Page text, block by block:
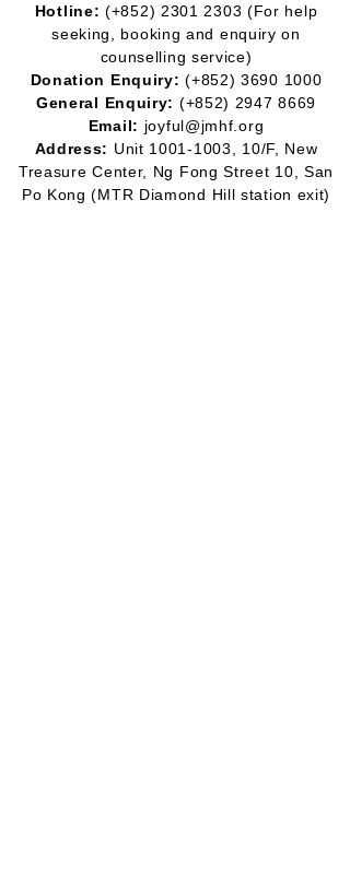
Hotline: (+852) 2301 2303 (For help
seeking, booking and enquiry on
counselling service)
Donation Enquiry: (+852)3690 1000
General Enquiry: (+852) 2947 8669
Email: joyful@jmhf.org
Address: Unit 1001-1003
, 10/F, New
Treasure Center, Ng Fong Street 10, San
Po Kong(MTR Diamond Hill station exit)